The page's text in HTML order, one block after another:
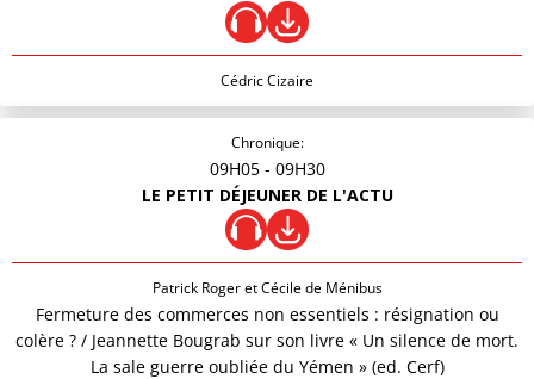
Cédric Cizaire
Chronique:
09H05 - 09H30
LE PETIT DÉJEUNER DE L'ACTU
Patrick Roger et Cécile de Ménibus
Fermeture des commerces non essentiels : résignation ou
colère ? / Jeannette Bougrab sur son livre « Un silence de mort.
La sale guerre oubliée du Yémen » (ed. Cerf)